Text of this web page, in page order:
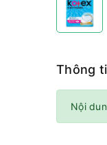
Thông
Nội